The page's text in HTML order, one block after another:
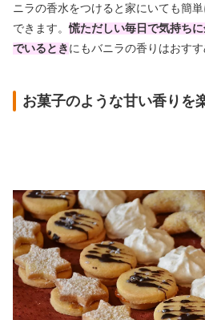
ニラの香水をつけると家にいても簡
できます。慌ただしい毎日で気持ち
でいるとき にもバニラの香りはおすす
お菓子のような甘い香りを